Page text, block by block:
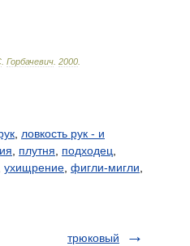
Горбачевич 2000
ловкость рук - и
плутня подходец
ухищрение фигли-мигли
трюковый